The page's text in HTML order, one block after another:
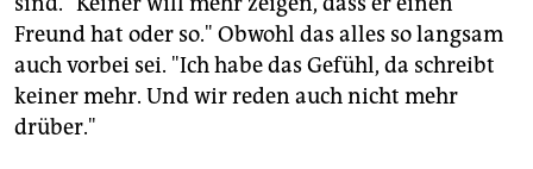
Freund hat oder so." Obwohl das alles so langsam
auch vorbei sei. "Ich habe das Gefühl, da schreibt
keiner mehr. Und wir reden auch nicht mehr
drüber."